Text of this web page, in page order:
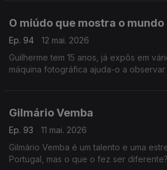
O miúdo que mostra o mundo
Ep. 94
12 mai. 2026
Guilherme tem 15 anos, já expôs em
máquina fotográfica ajuda-o a observar
Gilmário Vemba
Ep. 93
11 mai. 2026
Gilmário Vemba é um talento e uma
Portugal, mas o que o fez ser